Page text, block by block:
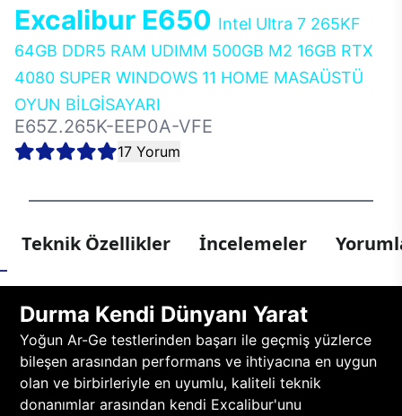
Excalibur E650 Intel Ultra 7 265KF
64GB DDR5 RAM UDIMM 500GB M2 16GB RTX
4080 SUPER WINDOWS 11 HOME MASAÜSTÜ
OYUN BİLGİSAYARI
E65Z.265K-EEP0A-VFE
17 Yorum
Teknik Özellikler İncelemeler
Durma Kendi Dünyanı Yarat
Yoğun Ar-Ge testlerinden başarı ile geçmiş yüzlerce
bileşen arasından performans ve ihtiyacına en uygun
olan ve birbirleriyle en uyumlu, kaliteli teknik
donanımlar arasından kendi Excalibur'unu